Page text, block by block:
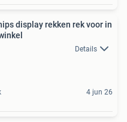
display rekken rek voor in
Details
4 jun 26